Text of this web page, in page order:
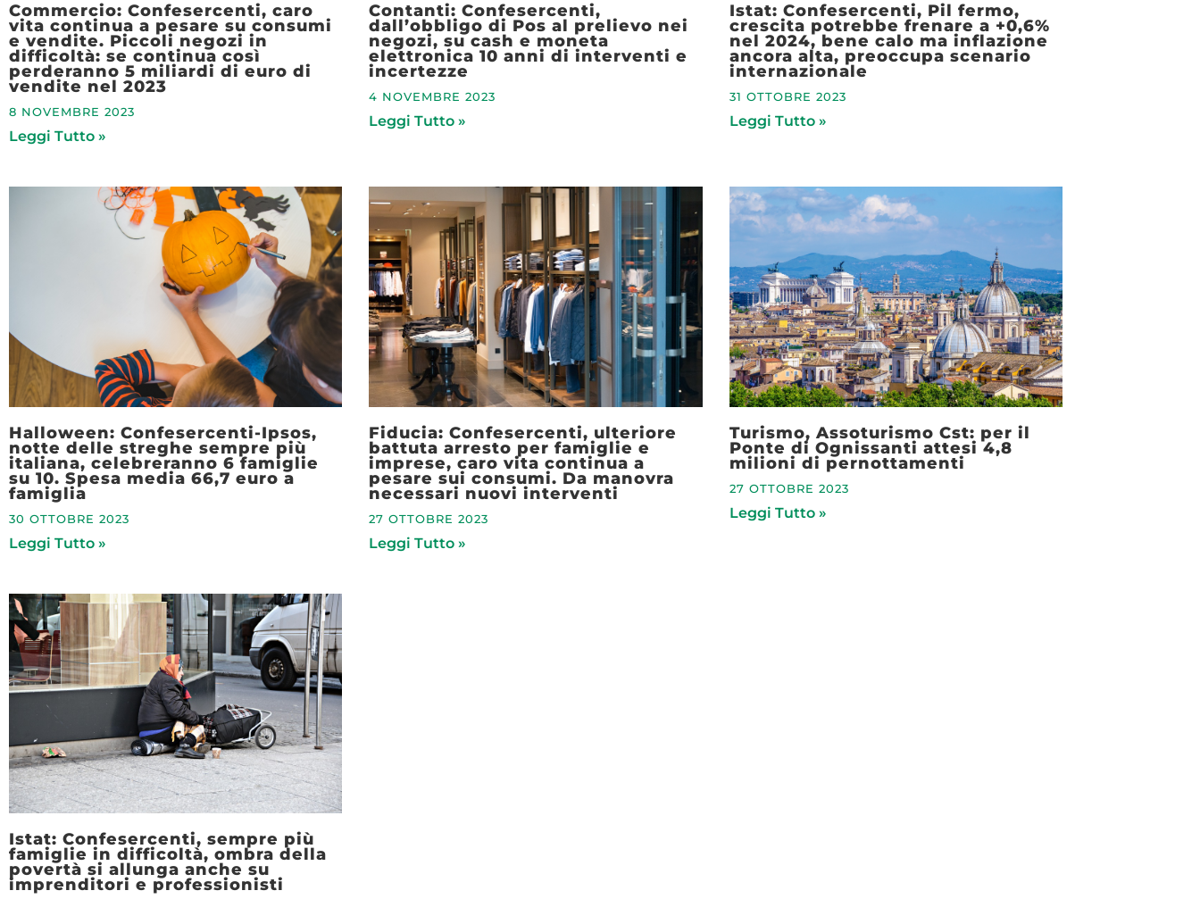
Commercio: Confesercenti, caro
vita continua a pesare su consumi
e vendite. Piccoli negozi in
difficoltà: se continua così
perderanno 5 miliardi di euro di
vendite nel 2023
8 NOVEMBRE 2023
Leggi Tutto »
Contanti: Confesercenti,
dall’obbligo di Pos al prelievo nei
negozi, su cash e moneta
elettronica 10 anni di interventi e
incertezze
4 NOVEMBRE 2023
Leggi Tutto »
Istat: Confesercenti, Pil fermo,
crescita potrebbe frenare a +0,6%
nel 2024, bene calo ma inflazione
ancora alta, preoccupa scenario
internazionale
31 OTTOBRE 2023
Leggi Tutto »
Halloween: Confesercenti-Ipsos,
notte delle streghe sempre più
italiana, celebreranno 6 famiglie
su 10. Spesa media 66,7 euro a
famiglia
30 OTTOBRE 2023
Leggi Tutto »
Fiducia: Confesercenti, ulteriore
battuta arresto per famiglie e
imprese, caro vita continua a
pesare sui consumi. Da manovra
necessari nuovi interventi
27 OTTOBRE 2023
Leggi Tutto »
Turismo, Assoturismo Cst: per il
Ponte di Ognissanti attesi 4,8
milioni di pernottamenti
27 OTTOBRE 2023
Leggi Tutto »
Istat: Confesercenti, sempre più
famiglie in difficoltà, ombra della
povertà si allunga anche su
imprenditori e professionisti